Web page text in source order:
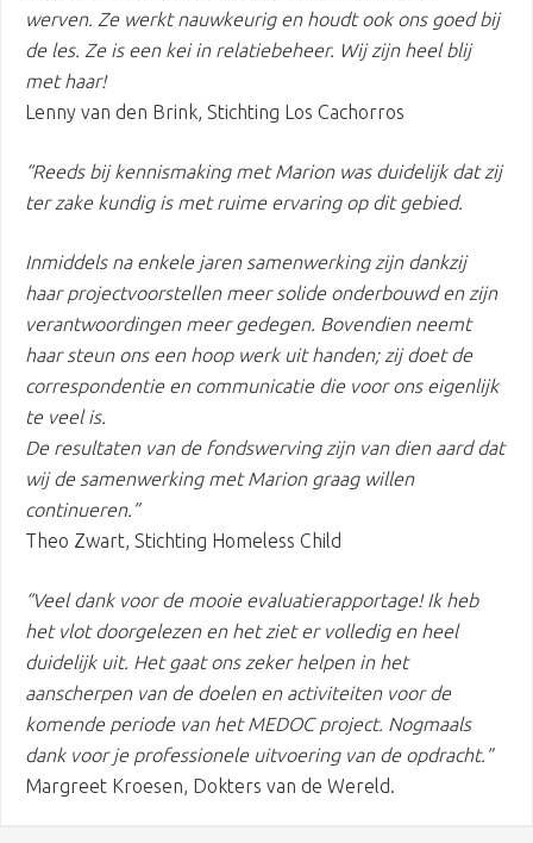
werven. Ze werkt nauwkeurig en houdt ook ons goed bij
de les. Ze is een kei in relatiebeheer. Wij zijn heel blij
met haar!
Lenny van den Brink, Stichting Los Cachorros
“Reeds bij kennismaking met Marion was duidelijk dat zij
ter zake kundig is met ruime ervaring op dit gebied.
Inmiddels na enkele jaren samenwerking zijn dankzij
haar projectvoorstellen meer solide onderbouwd en zijn
verantwoordingen meer gedegen. Bovendien neemt
haar steun ons een hoop werk uit handen; zij doet de
correspondentie en communicatie die voor ons eigenlijk
te veel is.
De resultaten van de fondswerving zijn van dien aard dat
wij de samenwerking met Marion graag willen
continueren.”
Theo Zwart, Stichting Homeless Child
“Veel dank voor de mooie evaluatierapportage! Ik heb
het vlot doorgelezen en het ziet er volledig en heel
duidelijk uit. Het gaat ons zeker helpen in het
aanscherpen van de doelen en activiteiten voor de
komende periode van het MEDOC project. Nogmaals
dank voor je professionele uitvoering van de opdracht.”
Margreet Kroesen, Dokters van de Wereld.